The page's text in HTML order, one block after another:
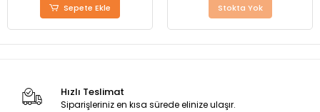
Stokta Yok Sepete Ekle
Hızlı Teslimat
Siparişleriniz en kısa sürede elinize ulaşır.